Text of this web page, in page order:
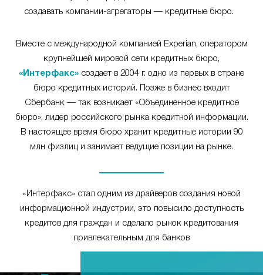
создавать компании-агрегаторы — кредитные бюро.
Вместе с международной компанией Experian, оператором
крупнейшей мировой сети кредитных бюро,
«Интерфакс» создает в 2004 г. одно из первых в стране
бюро кредитных историй. Позже в бизнес входит
Сбербанк — так возникает «Объединенное кредитное
бюро», лидер российского рынка кредитной информации.
В настоящее время бюро хранит кредитные истории 90
млн физлиц и занимает ведущие позиции на рынке.
«Интерфакс» стал одним из драйверов создания новой
информационной индустрии, это повысило доступность
кредитов для граждан и сделало рынок кредитования
привлекательным для банков